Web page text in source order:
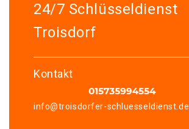
24/7 Schlüsseldienst
Troisdorf
Kontakt
info@troisdorfer-schluesseldienst.de